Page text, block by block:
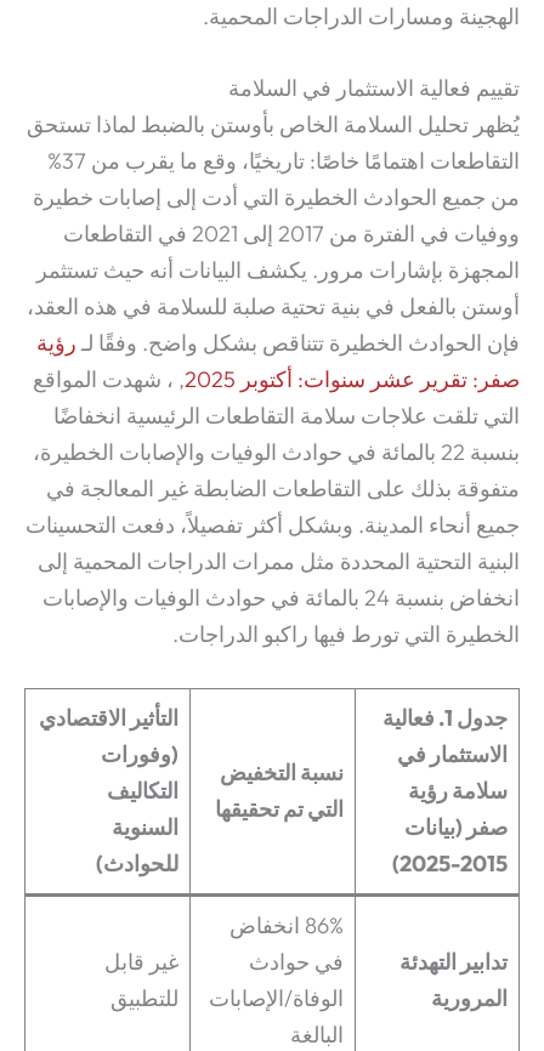
الهجينة ومسارات الدراجات المحمية.
تقييم فعالية الاستثمار في السلامة
يُظهر تحليل السلامة الخاص بأوستن بالضبط لماذا تستحق
التقاطعات اهتمامًا خاصًا: تاريخيًا، وقع ما يقرب من 37%
من جميع الحوادث الخطيرة التي أدت إلى إصابات خطيرة
ووفيات في الفترة من 2017 إلى 2021 في التقاطعات
المجهزة بإشارات مرور. يكشف البيانات أنه حيث تستثمر
أوستن بالفعل في بنية تحتية صلبة للسلامة في هذه العقد،
فإن الحوادث الخطيرة تتناقص بشكل واضح. وفقًا لـ رؤية
صفر: تقرير عشر سنوات: أكتوبر 2025
, ، شهدت المواقع
التي تلقت علاجات سلامة التقاطعات الرئيسية انخفاضًا
بنسبة 22 بالمائة في حوادث الوفيات والإصابات الخطيرة،
متفوقة بذلك على التقاطعات الضابطة غير المعالجة في
جميع أنحاء المدينة. وبشكل أكثر تفصيلاً، دفعت التحسينات
البنية التحتية المحددة مثل ممرات الدراجات المحمية إلى
انخفاض بنسبة 24 بالمائة في حوادث الوفيات والإصابات
الخطيرة التي تورط فيها راكبو الدراجات.
جدول 1. فعالية
الاستثمار في
سلامة رؤية
صفر (بيانات
2015-2025)
نسبة التخفيض
التي تم تحقيقها
التأثير الاقتصادي
(وفورات
التكاليف
السنوية
للحوادث)
تدابير التهدئة
المرورية
86% انخفاض
في حوادث
الوفاة/الإصابات
البالغة
غير قابل
للتطبيق